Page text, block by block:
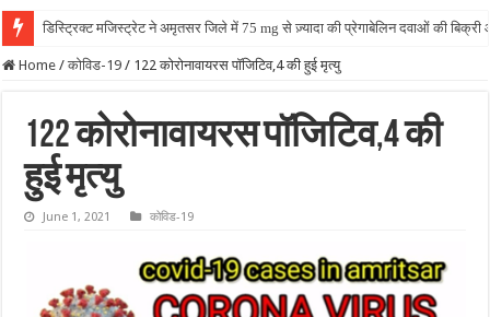
डिस्ट्रिक्ट मजिस्ट्रेट ने अमृतसर जिले में 75 mg से ज़्यादा की प्रेगाबेलिन दवाओं की
Home / कोविड-19 / 122 कोरोनावायरस पॉजिटिव,4 की हुई मृत्यु
122 कोरोनावायरस पॉजिटिव,4 की
हुई मृत्यु
June 1, 2021 कोविड-19